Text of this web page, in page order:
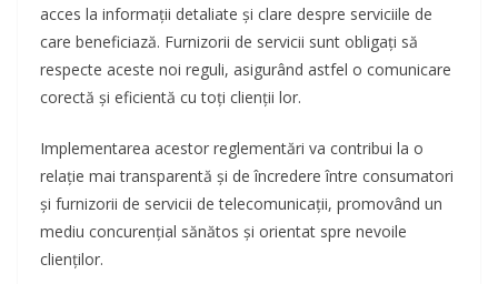
acces la informații detaliate și clare despre serviciile de
care beneficiază. Furnizorii de servicii sunt obligați să
respecte aceste noi reguli, asigurând astfel o comunicare
corectă și eficientă cu toți clienții lor.
Implementarea acestor reglementări va contribui la o
relație mai transparentă și de încredere între consumatori
și furnizorii de servicii de telecomunicații, promovând un
mediu concurențial sănătos și orientat spre nevoile
clienților.